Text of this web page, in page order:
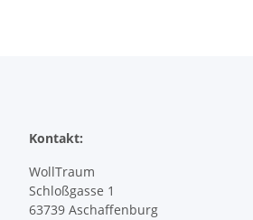
Kontakt:
WollTraum
Schloßgasse 1
63739 Aschaffenburg